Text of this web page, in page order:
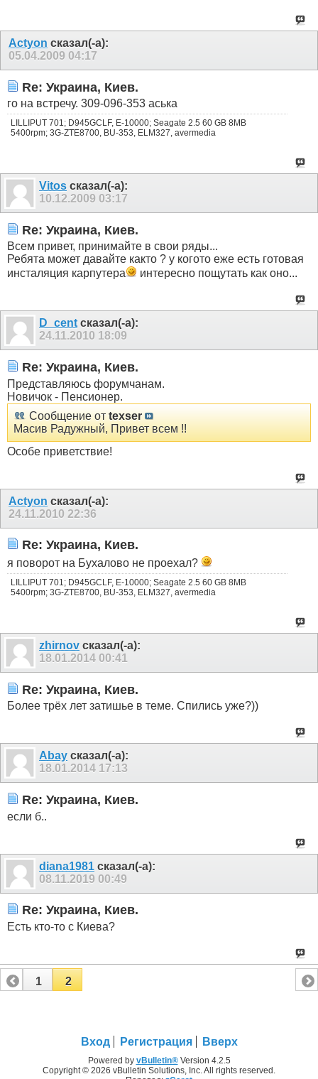
Actyon сказал(-а):
05.04.2009 04:17
Re: Украина, Киев.
го на встречу. 309-096-353 аська
LILLIPUT 701; D945GCLF, E-10000; Seagate 2.5 60 GB 8MB
5400rpm; 3G-ZTE8700, BU-353, ELM327, avermedia
Vitos сказал(-а):
10.12.2009 03:17
Re: Украина, Киев.
Всем привет, принимайте в свои ряды...
Ребята может давайте както ? у когото еже есть готовая
инсталяция карпутера
интересно пощутать как оно...
D_cent сказал(-а):
24.11.2010 18:09
Re: Украина, Киев.
Представляюсь форумчанам.
Новичок - Пенсионер.
Сообщение от texser
Масив Радужный, Привет всем !!
Особе приветствие!
Actyon сказал(-а):
24.11.2010 22:36
Re: Украина, Киев.
я поворот на Бухалово не проехал?
LILLIPUT 701; D945GCLF, E-10000; Seagate 2.5 60 GB 8MB
5400rpm; 3G-ZTE8700, BU-353, ELM327, avermedia
zhirnov сказал(-а):
18.01.2014 00:41
Re: Украина, Киев.
Более трёх лет затишье в теме. Спились уже?))
Abay сказал(-а):
18.01.2014 17:13
Re: Украина, Киев.
если б..
diana1981 сказал(-а):
08.11.2019 00:49
Re: Украина, Киев.
Есть кто-то с Киева?
1 2
Вход Регистрация Вверх
Powered by vBulletin®Version 4.2.5
Copyright © 2026 vBulletin Solutions, Inc. All rights reserved.